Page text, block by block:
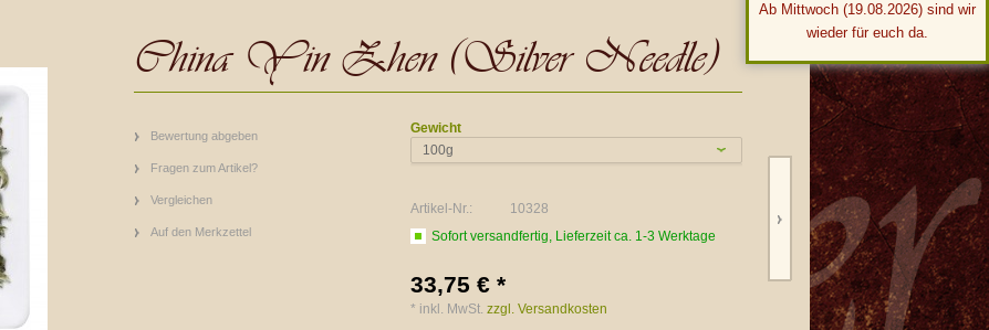
Ab Mittwoch (19.08.2026) sind wir
wieder für euch da.
China Yin Zhen (Silver Needle)
Bewertung abgeben
Fragen zum Artikel?
Vergleichen
Auf den Merkzettel
Gewicht
100g
Artikel-Nr.:
10328
Sofort versandfertig, Lieferzeit ca. 1-3 Werktage
33,75 € *
* inkl. MwSt. zzgl. Versandkosten